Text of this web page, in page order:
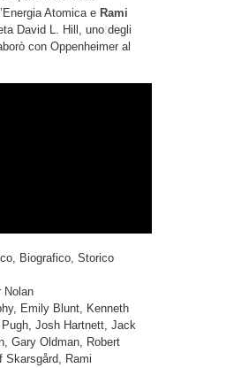
Atomica e Rami
David L. Hill, uno degli
con Oppenheimer al
Biografico, Storico
Nolan
Emily Blunt, Kenneth
Pugh, Josh Hartnett, Jack
Gary Oldman, Robert
Skarsgård, Rami